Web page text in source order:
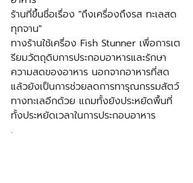
ร้านที่ขึ้นชื่อเรื่อง "ถึงเครื่องถึงรส ทะเลสด
ทุกจาน"
ทางร้านใช้เครื่อง Fish Stunner เพื่อการเต
รียมวัตถุดิบการประกอบอาหารและรักษา
ความสดของอาหาร นอกจากอาหารที่สด
แล้วยังเป็นการช่วยลดการทารุณกรรมสัตว์
ทางทะเลอีกด้วย แถมทั้งยังประหยัดพื้นที่
ทั้งประหยัดเวลาในการประกอบอาหาร
.